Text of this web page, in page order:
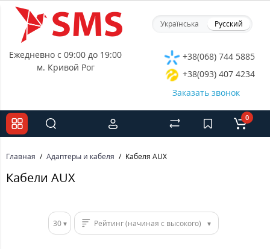
Українська Русский
Ежедневно с 09:00 до 19:00
м. Кривой Рог
+38(068) 744 5885
+38(093) 407 4234
Заказать звонок
0
Главная Адаптеры и кабеля Кабеля AUX
Кабели AUX
30 Рейтинг (начиная с высокого)